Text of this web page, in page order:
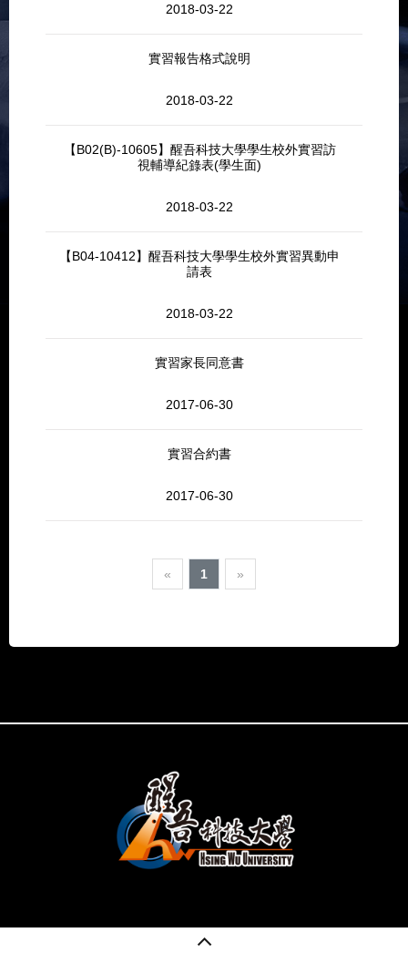
2018-03-22
實習報告格式說明
2018-03-22
【B02(B)-10605】醒吾科技大學學生校外實習訪
視輔導紀錄表(學生面)
2018-03-22
【B04-10412】醒吾科技大學學生校外實習異動申
請表
2018-03-22
實習家長同意書
2017-06-30
實習合約書
2017-06-30
« 1 »